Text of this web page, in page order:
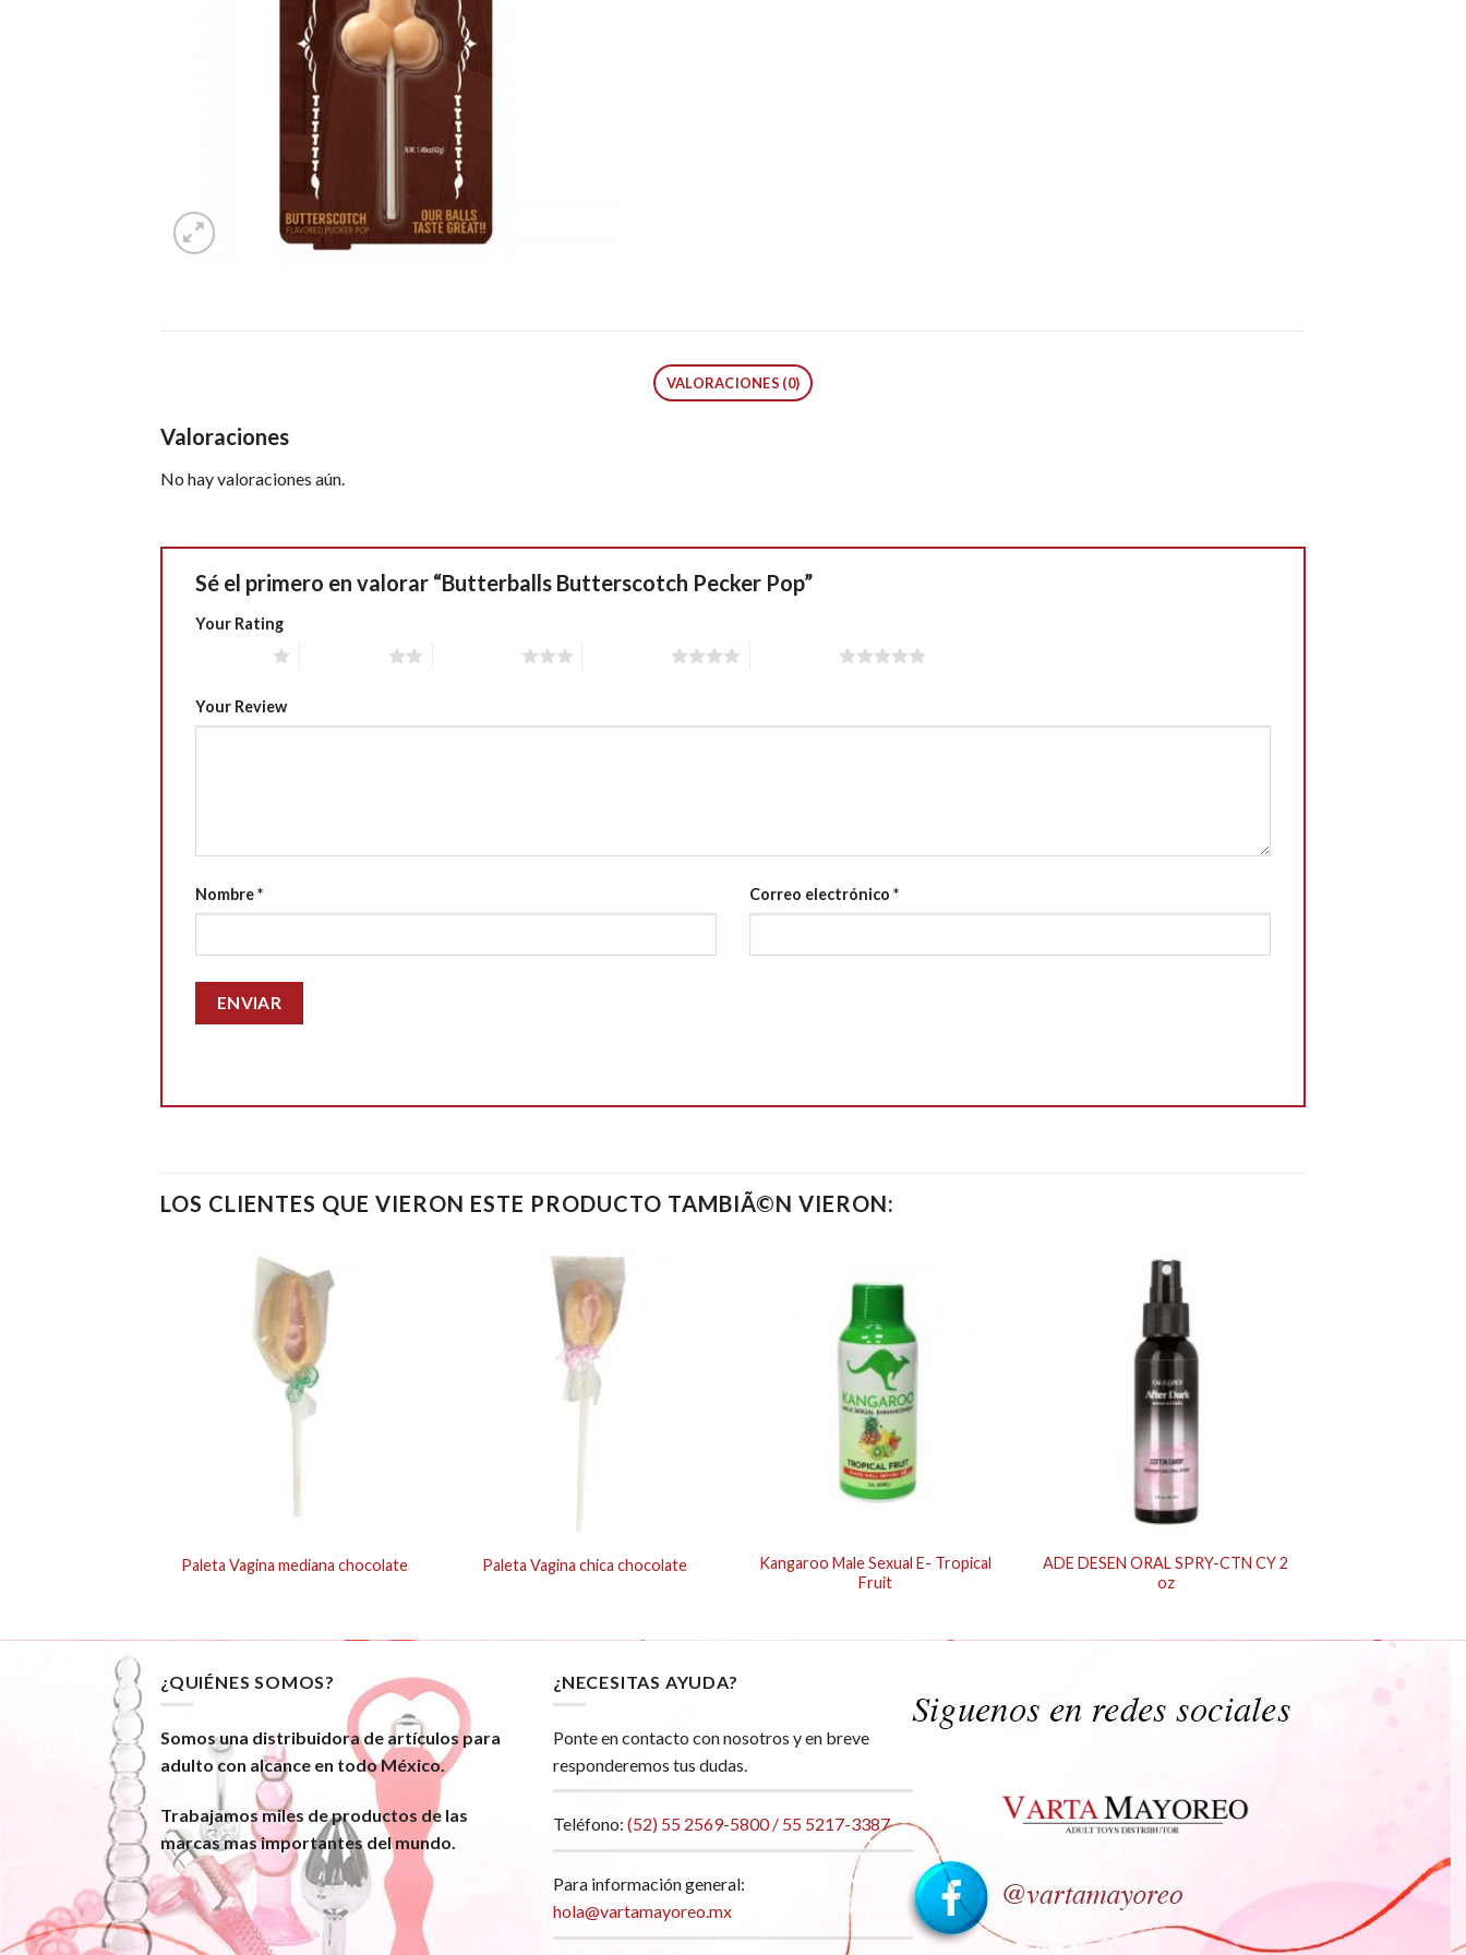
VALORACIONES (0)
Valoraciones
No hay valoraciones aún.
Sé el primero en valorar “Butterballs Butterscotch Pecker Pop”
Your Rating
Your Review
Nombre* Correo electrónico *
LOS CLIENTES QUE VIERON ESTE PRODUCTO TAMBIÃ©N VIERON:
Paleta Vagina mediana chocolate Paleta Vagina chica chocolate
Kangaroo Male Sexual E- Tropical
Fruit
ADE DESEN ORAL SPRY-CTN CY 2
oz
¿QUIÉNES SOMOS?
Somos una distribuidora de artículos para
adulto con alcance en todo México.
Trabajamos miles de productos de las
marcas mas importantes del mundo.
¿NECESITAS AYUDA?
Ponte en contacto con nosotros y en breve
responderemos tus dudas.
Teléfono: (52) 55 2569-5800 / 55 5217-3387
Para información general:
hola@vartamayoreo.mx